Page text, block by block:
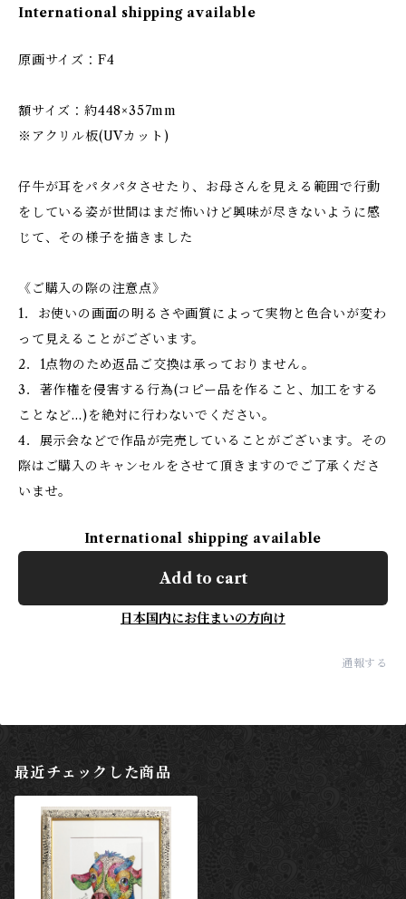
International shipping available
原画サイズ：F4
額サイズ：約448×357mm
※アクリル板(UVカット)
仔牛が耳をパタパタさせたり、お母さんを見える範囲で行動
をしている姿が世間はまだ怖いけど興味が尽きないように感
じて、その様子を描きました
《ご購入の際の注意点》
1．お使いの画面の明るさや画質によって実物と色合いが変わ
って見えることがございます。
2．1点物のため返品ご交換は承っておりません。
3．著作権を侵害する行為(コピー品を作ること、加工をする
ことなど…)を絶対に行わないでください。
4．展示会などで作品が完売していることがございます。その
際はご購入のキャンセルをさせて頂きますのでご了承くださ
いませ。
International shipping available
Add to cart
日本国内にお住まいの方向け
通報する
最近チェックした商品